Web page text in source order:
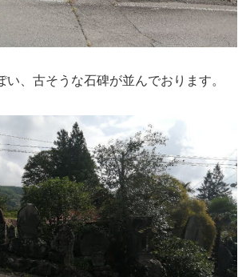
い、古そうな石碑が並んでおります。